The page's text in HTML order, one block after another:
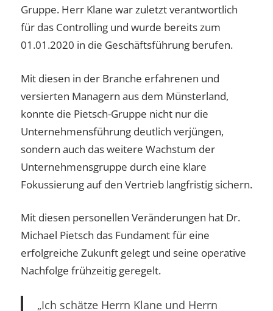
Gruppe. Herr Klane war zuletzt verantwortlich
für das Controlling und wurde bereits zum
01.01.2020 in die Geschäftsführung berufen.
Mit diesen in der Branche erfahrenen und
versierten Managern aus dem Münsterland,
konnte die Pietsch-Gruppe nicht nur die
Unternehmensführung deutlich verjüngen,
sondern auch das weitere Wachstum der
Unternehmensgruppe durch eine klare
Fokussierung auf den Vertrieb langfristig sichern.
Mit diesen personellen Veränderungen hat Dr.
Michael Pietsch das Fundament für eine
erfolgreiche Zukunft gelegt und seine operative
Nachfolge frühzeitig geregelt.
„Ich schätze Herrn Klane und Herrn